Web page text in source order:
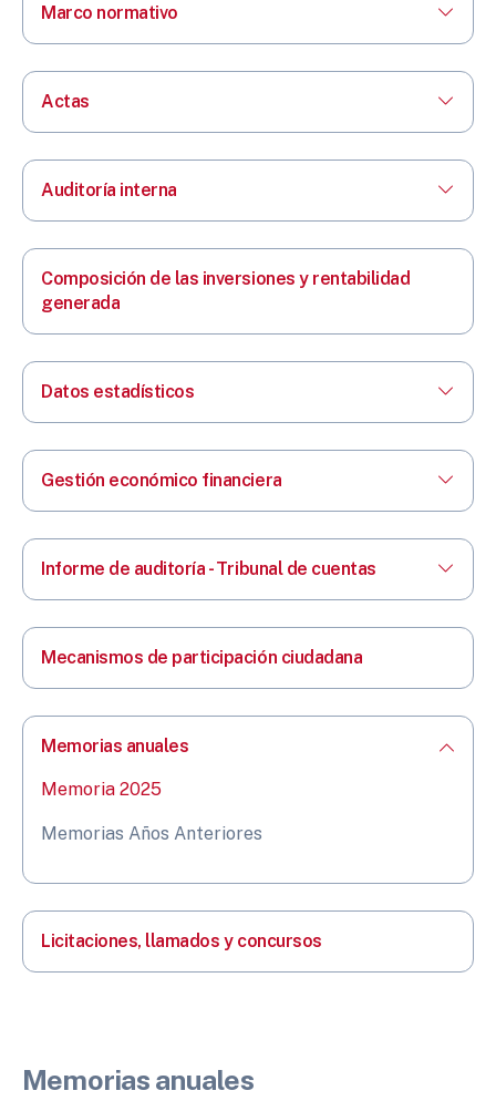
Marco normativo
Actas
Auditoría interna
Composición de las inversiones y rentabilidad
generada
Datos estadísticos
Gestión económico financiera
Informe de auditoría - Tribunal de cuentas
Mecanismos de participación ciudadana
Memorias anuales
Memoria 2025
Memorias Años Anteriores
Licitaciones, llamados y concursos
Memorias anuales